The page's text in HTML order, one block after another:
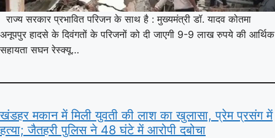
राज्य सरकार प्रभावित परिजन के साथ है : मुख्यमंत्री डॉ. यादव कोतमा
अनूपपुर हादसे के दिवंगतों के परिजनों को दी जाएगी 9-9 लाख रुपये की आर्थिक
सहायता सघन रेस्क्यू…
खंडहर मकान में मिली युवती की लाश का खुलासा, प्रेम प्रसंग में
हत्या; जैतहरी पुलिस ने 48 घंटे में आरोपी दबोचा